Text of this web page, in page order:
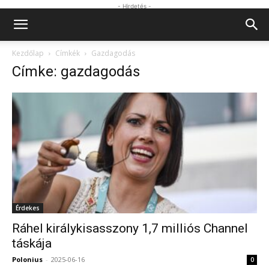
- Hirdetés -
Kezdőlap Címkék Gazdagodás
Címke: gazdagodás
Érdekes
Ráhel királykisasszony 1,7 milliós Channel
táskája
Polonius - 2025-06-16 0